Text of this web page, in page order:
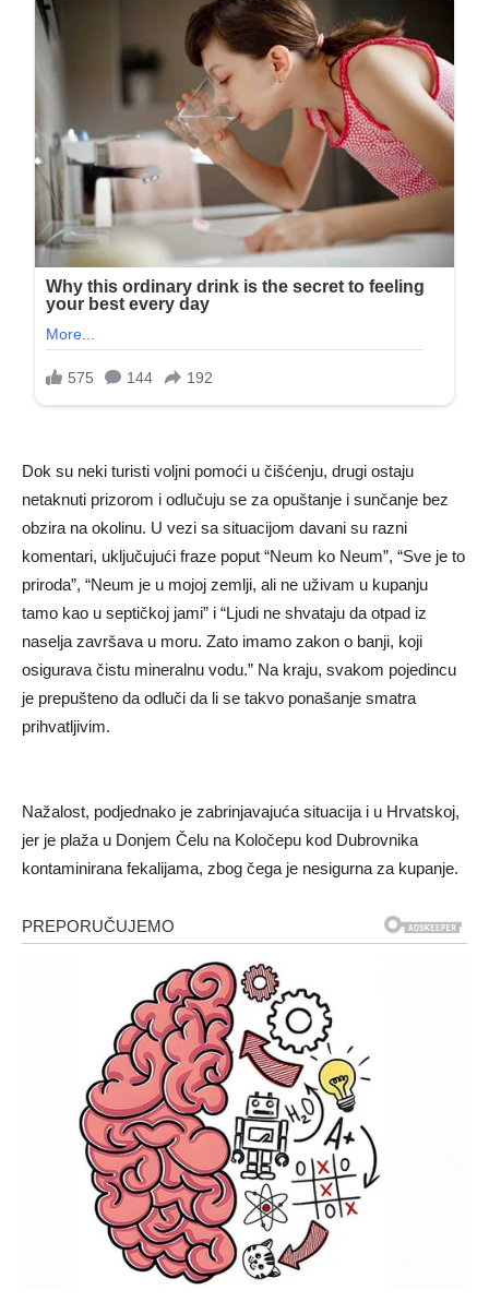
Dok su neki turisti voljni pomoći u čišćenju, drugi ostaju
netaknuti prizorom i odlučuju se za opuštanje i sunčanje bez
obzira na okolinu. U vezi sa situacijom davani su razni
komentari, uključujući fraze poput “Neum ko Neum”, “Sve je to
priroda”, “Neum je u mojoj zemlji, ali ne uživam u kupanju
tamo kao u septičkoj jami” i “Ljudi ne shvataju da otpad iz
naselja završava u moru. Zato imamo zakon o banji, koji
osigurava čistu mineralnu vodu.” Na kraju, svakom pojedincu
je prepušteno da odluči da li se takvo ponašanje smatra
prihvatljivim.
Nažalost, podjednako je zabrinjavajuća situacija i u Hrvatskoj,
jer je plaža u Donjem Čelu na Koločepu kod Dubrovnika
kontaminirana fekalijama, zbog čega je nesigurna za kupanje.